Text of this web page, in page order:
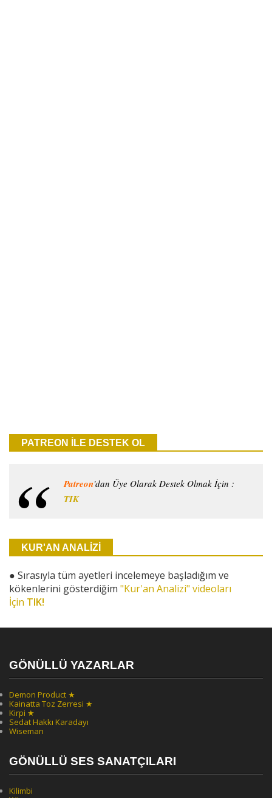
PATREON İLE DESTEK OL
Patreon'dan Üye Olarak Destek Olmak İçin :
TIK
KUR'AN ANALİZİ
● Sırasıyla tüm ayetleri incelemeye başladığım ve
kökenlerini gösterdiğim "Kur'an Analizi" videoları
İçin TIK!
GÖNÜLLÜ YAZARLAR
Demon Product ★
Kainatta Toz Zerresi ★
Kirpi ★
Sedat Hakkı Karadayı
Wiseman
GÖNÜLLÜ SES SANATÇILARI
Kilimbi